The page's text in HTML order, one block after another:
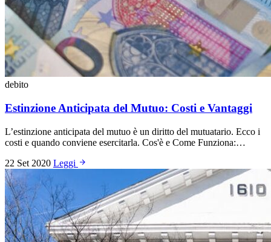
debito
Estinzione Anticipata del Mutuo: Costi e Vantaggi
L’estinzione anticipata del mutuo è un diritto del mutuatario. Ecco i
costi e quando conviene esercitarla. Cos'è e Come Funziona:…
22 Set 2020 Leggi